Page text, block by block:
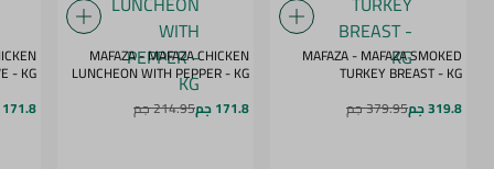
MAFAZA - MAFAZA SMOKED
TURKEY BREAST - KG
319.8 جم
379.95 جم
MAFAZA - MAFAZA CHICKEN
LUNCHEON WITH PEPPER - KG
171.8 جم
214.95 جم
- KG
171.8 جم